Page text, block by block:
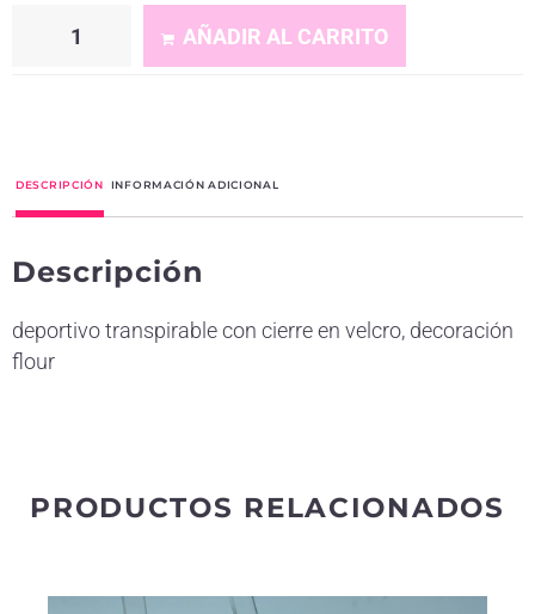
AÑADIR AL CARRITO
e
n
t
DESCRIPCIÓN INFORMACIÓN ADICIONAL
Descripción
deportivo transpirable con cierre en velcro, decoración
flour
PRODUCTOS RELACIONADOS